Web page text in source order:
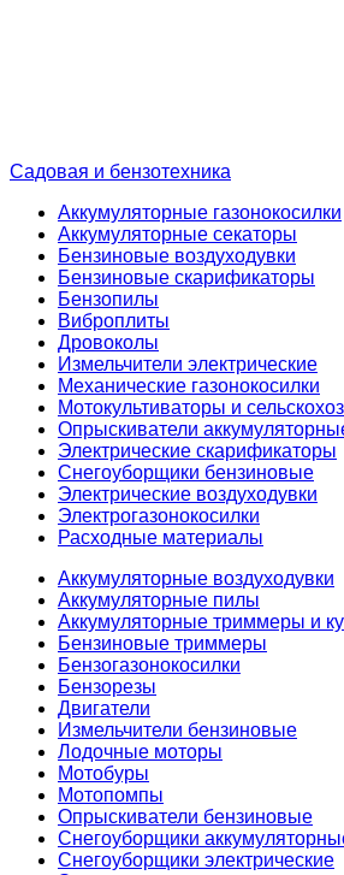
Садовая и бензотехника
Аккумуляторные газонокосилки
Аккумуляторные секаторы
Бензиновые воздуходувки
Бензиновые скарификаторы
Бензопилы
Виброплиты
Дровоколы
Измельчители электрические
Механические газонокосилки
Мотокультиваторы и
Опрыскиватели
Электрические скарификаторы
Снегоуборщики бензиновые
Электрические воздуходувки
Электрогазонокосилки
Расходные материалы
Аккумуляторные воздуходувки
Аккумуляторные пилы
Аккумуляторные триммеры и
Бензиновые триммеры
Бензогазонокосилки
Бензорезы
Двигатели
Измельчители бензиновые
Лодочные моторы
Мотобуры
Мотопомпы
Опрыскиватели бензиновые
Снегоуборщики
Снегоуборщики электрические